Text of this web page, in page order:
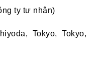
ty tư nhân)
Tokyo, Tokyo,